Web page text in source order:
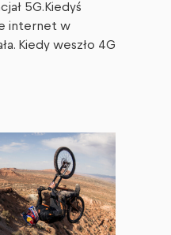
5G.Kiedyś
internet w
Kiedy weszło 4G